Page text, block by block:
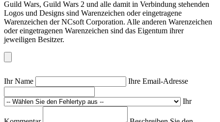
Guild Wars, Guild Wars 2 und alle damit in Verbindung stehenden
Logos und Designs sind Warenzeichen oder eingetragene
Warenzeichen der NCsoft Corporation. Alle anderen Warenzeichen
oder eingetragenen Warenzeichen sind das Eigentum ihrer
jeweiligen Besitzer.
Ihr Name Ihre Email-Adresse
Ihr